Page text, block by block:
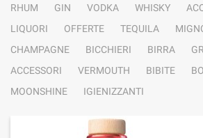
RHUM GIN VODKA WHISKY
LIQUORI
OFFERTE TEQUILA
CHAMPAGNE
BICCHIERI BIRRA
ACCESSORI
VERMOUTH BIBITE
MOONSHINE
IGIENIZZANTI